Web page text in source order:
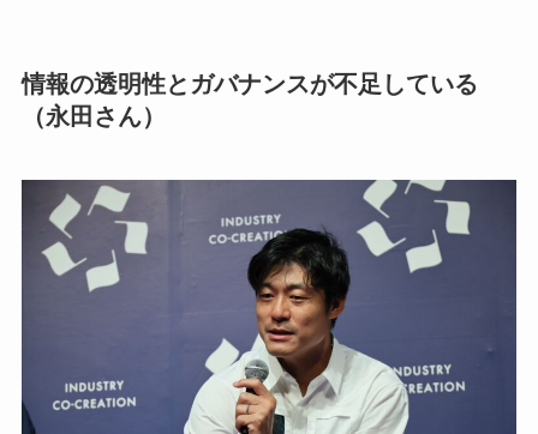
情報の透明性とガバナンスが不足している
（永田さん）